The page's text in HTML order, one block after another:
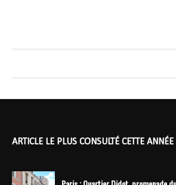
ARTICLE LE PLUS CONSULTÉ CETTE ANNÉE